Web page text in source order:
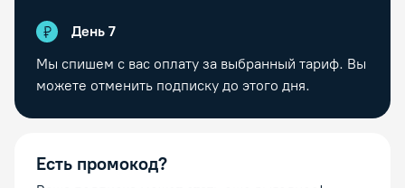
День 7
Мы спишем с вас оплату за выбранный тариф. Вы
можете отменить подписку до этого дня.
Есть промокод?